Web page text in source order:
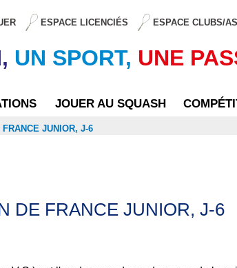
ESPACE LICENCIÉS ESPACE CLUBS/
UN SPORT, UNE
JOUER AU SQUASH
JUNIOR, J-6
DE FRANCE JUNIOR, J-6